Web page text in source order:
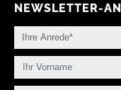
NEWSLETTER-